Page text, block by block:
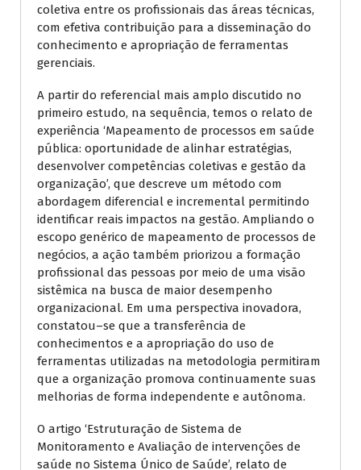
coletiva entre os profissionais das áreas técnicas,
com efetiva contribuição para a disseminação do
conhecimento e apropriação de ferramentas
gerenciais.
A partir do referencial mais amplo discutido no
primeiro estudo, na sequência, temos o relato de
experiência ‘Mapeamento de processos em saúde
pública: oportunidade de alinhar estratégias,
desenvolver competências coletivas e gestão da
organização’, que descreve um método com
abordagem diferencial e incremental permitindo
identificar reais impactos na gestão. Ampliando o
escopo genérico de mapeamento de processos de
negócios, a ação também priorizou a formação
profissional das pessoas por meio de uma visão
sistêmica na busca de maior desempenho
organizacional. Em uma perspectiva inovadora,
constatou–se que a transferência de
conhecimentos e a apropriação do uso de
ferramentas utilizadas na metodologia permitiram
que a organização promova continuamente suas
melhorias de forma independente e autônoma.
O artigo ‘Estruturação de Sistema de
Monitoramento e Avaliação de intervenções de
saúde no Sistema Único de Saúde’, relato de